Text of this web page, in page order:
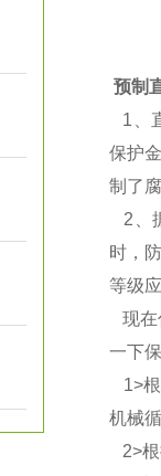
预制
1、
保护
制了
2、
时，
等级
现在
一下
1>根
机械
2>根